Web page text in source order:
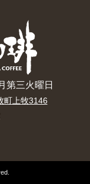
第三火曜日
町上牧3146